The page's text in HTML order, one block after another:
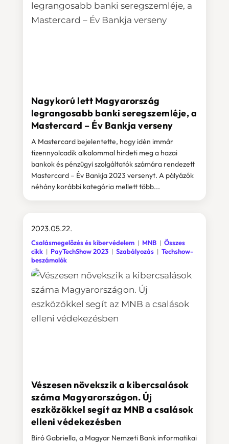
Nagykorú lett Magyarország
legrangosabb banki seregszemléje, a
Mastercard – Év Bankja verseny
A Mastercard bejelentette, hogy idén immár
tizennyolcadik alkalommal hirdeti meg a hazai
bankok és pénzügyi szolgáltatók számára rendezett
Mastercard – Év Bankja 2023 versenyt. A pályázók
néhány korábbi kategória mellett több...
Vészesen növekszik a kibercsalások
száma Magyarországon. Új
eszközökkel segít az MNB a csalások
elleni védekezésben
2023.05.22.
Csalásmegelőzés és kibervédelem MNB
Összes
cikk
PayTechShow 2023 Szabályozás
Techshow-
beszámolók
Biró Gabriella, a Magyar Nemzeti Bank informatikai